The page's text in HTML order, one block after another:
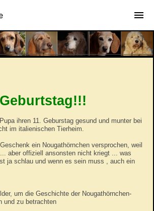
ihren 11. Geburstag gesund und munter bei
im italienischen Tierheim.
ein Nougathörnchen versprochen, weil
aber offiziell ansonsten nicht kriegt ... was
ja schlau und wenn es sein muss , auch ein
um die Geschichte der Nougathörnchen-
und zu betrachten